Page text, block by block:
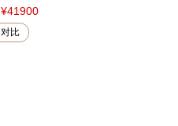
¥41900
对比